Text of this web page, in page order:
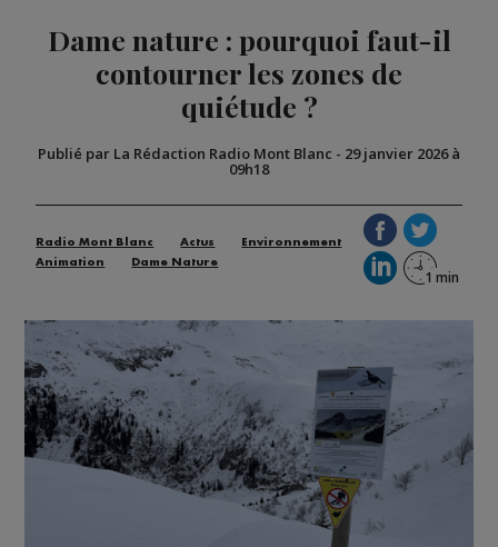
Dame nature : pourquoi faut-il
contourner les zones de
quiétude ?
Publié par La Rédaction Radio Mont Blanc - 29 janvier 2026 à
09h18
Radio Mont Blanc Actus
Environnement
Animation
Dame Nature